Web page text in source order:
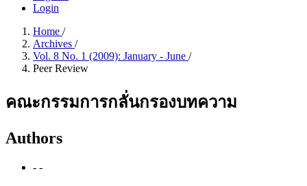
Login
Home /
Archives /
Vol. 8 No. 1 (2009): January - June /
Peer Review
คณะกรรมการกลั่นกรองบทความ
Authors
- -